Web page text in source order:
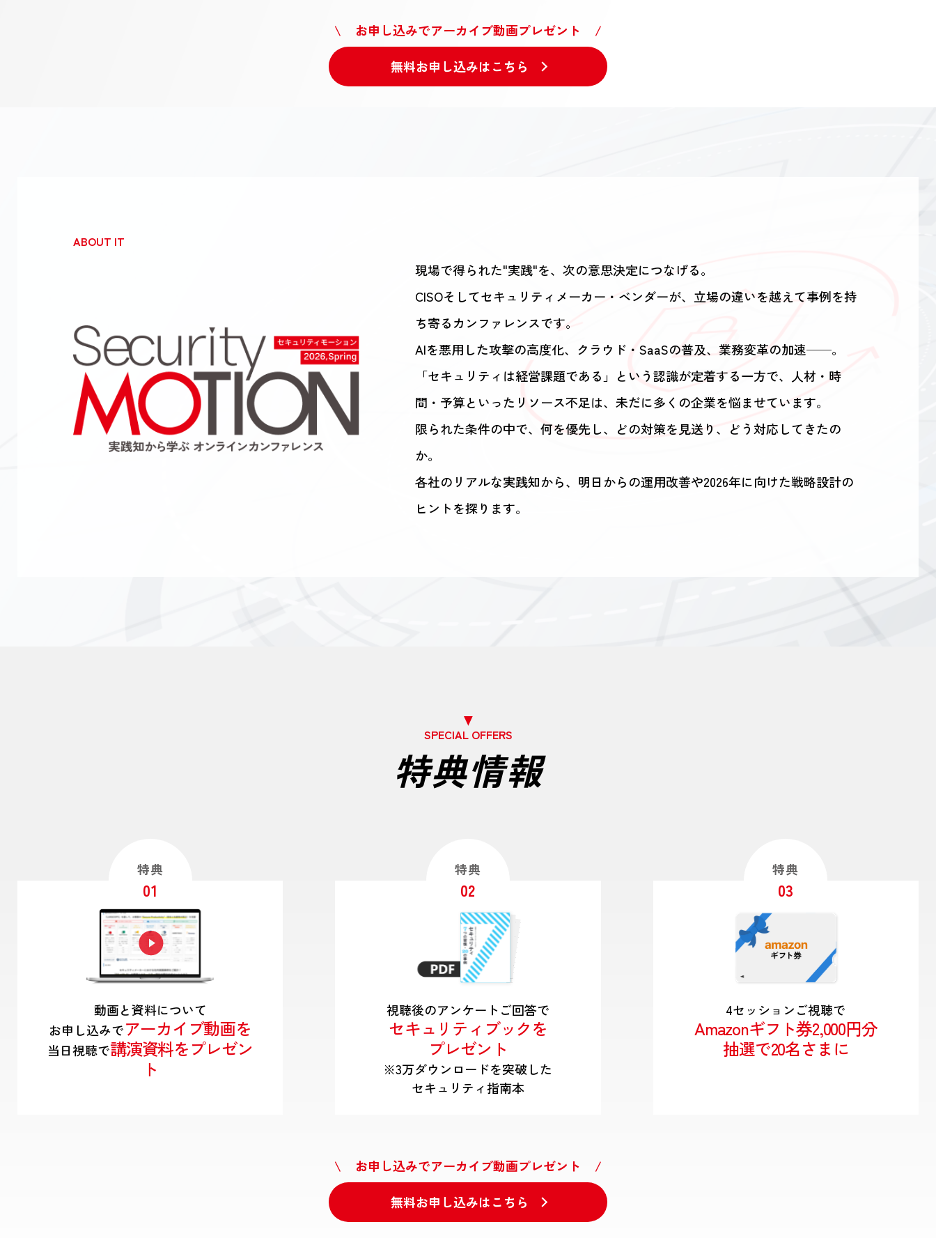
\ お申し込みでアーカイブ動画プレゼント /
無料お申し込みはこちら
ABOUT IT
現場で得られた"実践"を、次の意思決定につなげる。
CISOそしてセキュリティメーカー・ベンダーが、立場の違いを越えて事例を持
ち寄るカンファレンスです。
AIを悪用した攻撃の高度化、クラウド・SaaSの普及、業務変革の加速──。
「セキュリティは経営課題である」という認識が定着する一方で、人材・時
間・予算といったリソース不足は、未だに多くの企業を悩ませています。
限られた条件の中で、何を優先し、どの対策を見送り、どう対応してきたの
か。
各社のリアルな実践知から、明日からの運用改善や2026年に向けた戦略設計の
ヒントを探ります。
SPECIAL OFFERS
特典情報
特典
01
動画と資料について
お申し込みでアーカイブ動画を
当日視聴で講演資料をプレゼン
ト
特典
02
視聴後のアンケートご回答で
セキュリティブックを
プレゼント
※3万ダウンロードを突破した
セキュリティ指南本
特典
03
4セッションご視聴で
Amazonギフト券2,000円分
抽選で20名さまに
\ お申し込みでアーカイブ動画プレゼント /
無料お申し込みはこちら